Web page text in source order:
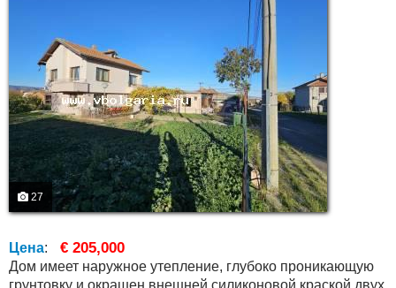
27
Цена: € 205,000
Дом имеет наружное утепление, глубоко проникающую
грунтовку и окрашен внешней силиконовой краской двух